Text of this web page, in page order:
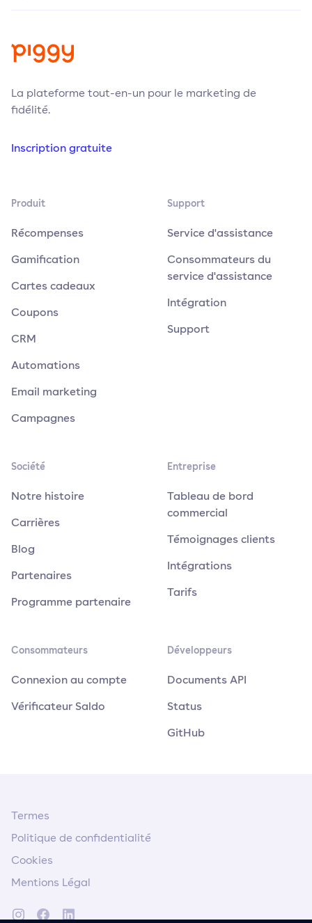
La plateforme tout-en-un pour le marketing de
fidélité.
Inscription gratuite
Produit
Récompenses
Gamification
Cartes cadeaux
Coupons
CRM
Automations
Email marketing
Campagnes
Support
Service d'assistance
Consommateurs du
service d'assistance
Intégration
Support
Société
Notre histoire
Carrières
Blog
Partenaires
Programme partenaire
Entreprise
Tableau de bord
commercial
Témoignages clients
Intégrations
Tarifs
Consommateurs
Connexion au compte
Vérificateur Saldo
Développeurs
Documents API
Status
GitHub
Termes
Politique de confidentialité
Cookies
Mentions Légal